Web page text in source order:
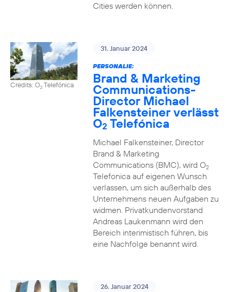
Cities werden können.
Credits: O2Telefónica
31. Januar 2024
PERSONALIE:
Brand & Marketing
Communications-
Director Michael
Falkensteiner verlässt
O2 Telefónica
Michael Falkensteiner, Director
Brand & Marketing
Communications (BMC), wird O2
Telefonica auf eigenen Wunsch
verlassen, um sich außerhalb des
Unternehmens neuen Aufgaben zu
widmen. Privatkundenvorstand
Andreas Laukenmann wird den
Bereich interimistisch führen, bis
eine Nachfolge benannt wird.
26. Januar 2024